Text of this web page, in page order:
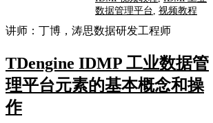
数据管理平台, 视频教程
讲师：丁博，涛思数据研发工程师
TDengine IDMP 工业数据管
理平台元素的基本概念和操
作